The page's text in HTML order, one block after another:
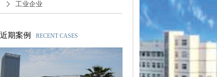
工业企业
近期案例 RECENT CASES